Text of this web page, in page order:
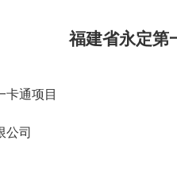
福建省永定第
卡通项目
公司